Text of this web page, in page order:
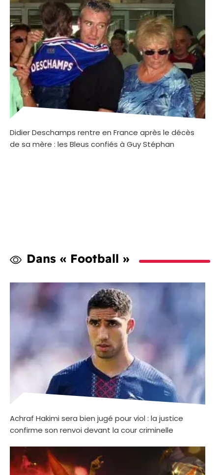
Didier Deschamps rentre en France après le décès
de sa mère : les Bleus confiés à Guy Stéphan
Dans « Football »
Achraf Hakimi sera bien jugé pour viol : la justice
confirme son renvoi devant la cour criminelle